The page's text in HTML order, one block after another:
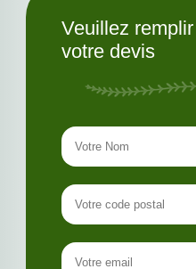
Veuillez
votre devis